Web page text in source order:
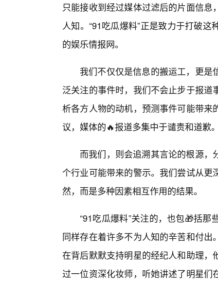
只能接收到经过媒体过滤后的片面信
人知。“91吃瓜爆料”正是致力于打破
的娱乐情报网。
我们不仅仅是信息的搬运工，更
泛关注的事件时，我们不会止步于报
析各方人物的动机，预测事件可能带
议，媒体的🔥报道多集中于谴责和道歉
而我们，则会追溯其言论的根源
个行业可能带来的警示。我们尝试从
然，而是多种因素相互作用的结果。
“91吃瓜爆料”关注的，也包🎁括
同样存在着许多不为人知的辛苦和付
在背后默默支持明星的经纪人和助理
过一位资深化妆师，听她讲述了明星